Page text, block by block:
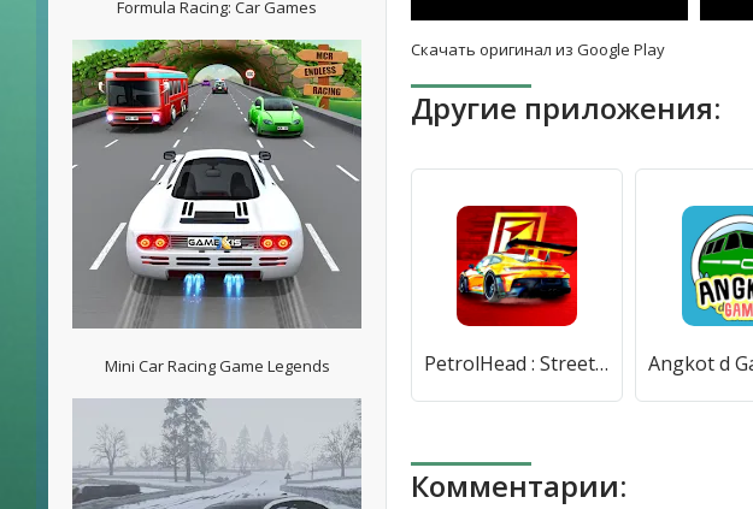
Formula Racing: Car Games
Mini Car Racing Game Legends
Скачать оригинал из Google Play
Другие приложения:
PetrolHead : Street Racing (ПетролХед) [МОД Unlocked] APK Android
Комментарии: